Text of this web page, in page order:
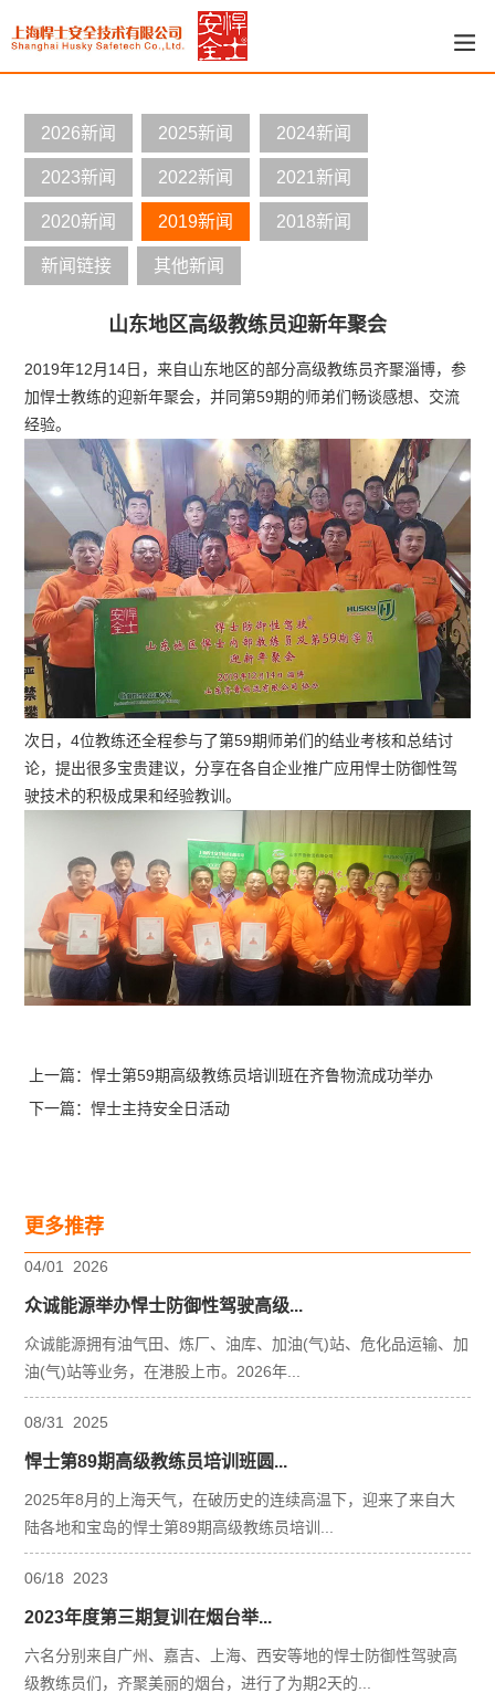
2026新闻 2025新闻 2024新闻
2023新闻 2022新闻 2021新闻
2020新闻 2019新闻 2018新闻
新闻链接 其他新闻
山东地区高级教练员迎新年聚会
2019年12月14日，来自山东地区的部分高级教练员齐聚淄博，参
加悍士教练的迎新年聚会，并同第59期的师弟们畅谈感想、交流
经验。
次日，4位教练还全程参与了第59期师弟们的结业考核和总结讨
论，提出很多宝贵建议，分享在各自企业推广应用悍士防御性驾
驶技术的积极成果和经验教训。
上一篇：悍士第59期高级教练员培训班在齐鲁物流成功举办
下一篇：悍士主持安全日活动
更多推荐
04/01 2026
众诚能源举办悍士防御性驾驶高级...
众诚能源拥有油气田、炼厂、油库、加油(气)站、危化品运输、加
油(气)站等业务，在港股上市。2026年...
08/31 2025
悍士第89期高级教练员培训班圆...
2025年8月的上海天气，在破历史的连续高温下，迎来了来自大
陆各地和宝岛的悍士第89期高级教练员培训...
06/18 2023
2023年度第三期复训在烟台举...
六名分别来自广州、嘉吉、上海、西安等地的悍士防御性驾驶高
级教练员们，齐聚美丽的烟台，进行了为期2天的...